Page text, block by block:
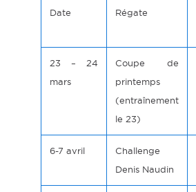
Date Régate
23 – 24
mars
Coupe de
printemps
(entraînement
le 23)
6-7 avril
Challenge
Denis Naudin